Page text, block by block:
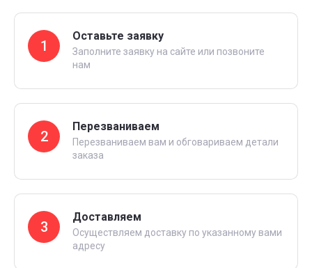
1
Оставьте заявку
Заполните заявку на сайте или позвоните
нам
2
Перезваниваем
Перезваниваем вам и обговариваем детали
заказа
3
Доставляем
Осуществляем доставку по указанному вами
адресу